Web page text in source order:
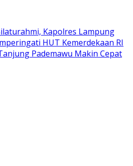
Kapolres Lampung
HUT Kemerdekaan RI
Pademawu Makin Cepat